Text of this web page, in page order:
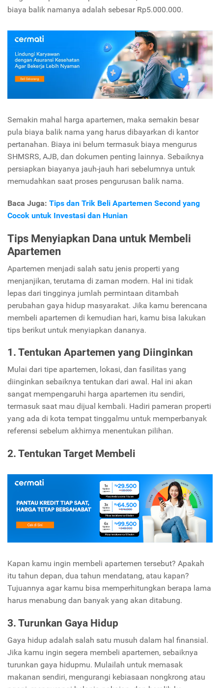
biaya balik namanya adalah sebesar Rp5.000.000.
Semakin mahal harga apartemen, maka semakin besar
pula biaya balik nama yang harus dibayarkan di kantor
pertanahan. Biaya ini belum termasuk biaya mengurus
SHMSRS, AJB, dan dokumen penting lainnya. Sebaiknya
persiapkan biayanya jauh-jauh hari sebelumnya untuk
memudahkan saat proses pengurusan balik nama.
Baca Juga: Tips dan Trik Beli Apartemen Second yang
Cocok untuk Investasi dan Hunian
Tips Menyiapkan Dana untuk Membeli
Apartemen
Apartemen menjadi salah satu jenis properti yang
menjanjikan, terutama di zaman modern. Hal ini tidak
lepas dari tingginya jumlah permintaan ditambah
perubahan gaya hidup masyarakat. Jika kamu berencana
membeli apartemen di kemudian hari, kamu bisa lakukan
tips berikut untuk menyiapkan dananya.
1. Tentukan Apartemen yang Diinginkan
Mulai dari tipe apartemen, lokasi, dan fasilitas yang
diinginkan sebaiknya tentukan dari awal. Hal ini akan
sangat mempengaruhi harga apartemen itu sendiri,
termasuk saat mau dijual kembali. Hadiri pameran properti
yang ada di kota tempat tinggalmu untuk memperbanyak
referensi sebelum akhirnya menentukan pilihan.
2. Tentukan Target Membeli
Kapan kamu ingin membeli apartemen tersebut? Apakah
itu tahun depan, dua tahun mendatang, atau kapan?
Tujuannya agar kamu bisa memperhitungkan berapa lama
harus menabung dan banyak yang akan ditabung.
3. Turunkan Gaya Hidup
Gaya hidup adalah salah satu musuh dalam hal finansial.
Jika kamu ingin segera membeli apartemen, sebaiknya
turunkan gaya hidupmu. Mulailah untuk memasak
makanan sendiri, mengurangi kebiasaan nongkrong atau